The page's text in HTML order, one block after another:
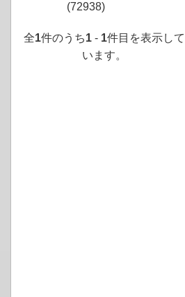
(72938)
全1件のうち1 - 1件目を表示して
います。